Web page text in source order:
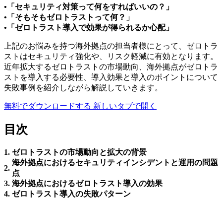
•「セキュリティ対策って何をすればいいの？」
•「そもそもゼロトラストって何？」
•「ゼロトラスト導入で効果が得られるか心配」
上記のお悩みを持つ海外拠点の担当者様にとって、ゼロトラ
ストはセキュリティ強化や、リスク軽減に有効となります。
近年拡大するゼロトラストの市場動向、海外拠点がゼロトラ
ストを導入する必要性、導入効果と導入のポイントについて
失敗事例を紹介しながら解説していきます。
無料でダウンロードする 新しいタブで開く
目次
1. ゼロトラストの市場動向と拡大の背景
2.
海外拠点におけるセキュリティインシデントと運用の問題
点
3. 海外拠点におけるゼロトラスト導入の効果
4. ゼロトラスト導入の失敗パターン